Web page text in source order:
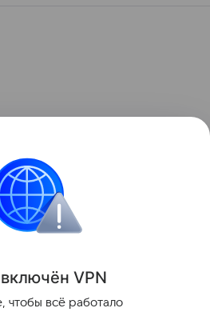
ён VPN
чтобы всё работало